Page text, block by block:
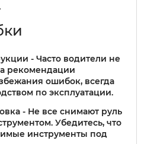
- Часто водители не
рекомендации
ошибок, всегда
по эксплуатации.
- Не все снимают руль
Убедитесь, что
инструменты под